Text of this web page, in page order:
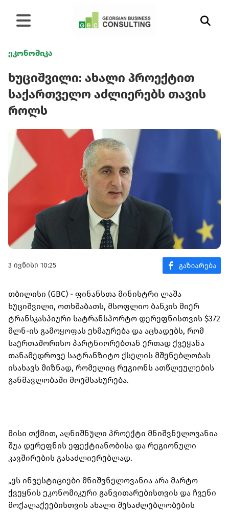
ეკონომიკა
ხუციშვილი: ახალი პროექტით
საქართველო აძლიერებს თავის
როლს
3 ივნისი 10:25
თბილისი (GBC) - ფინანსთა მინისტრი ლაშა
ხუციშვილი, ოთხშაბათს, მსოფლიო ბანკის მიერ
ტრანსკასპიური სატრანსპორტო დერეფნისთვის $372
მლნ-ის გამოყოფას ეხმაურება და აცხადებს, რომ
საერთაშორისო პარტნიორებთან ერთად ქვეყანა
თანამედროვე სატრანზიტო ქსელის მშენებლობას
ისახავს მიზნად, რომელიც რეგიონს ათწლეულების
განმავლობაში მოემსახურება.
მისი თქმით, აღნიშნული პროექტი მნიშვნელოვანია
შუა დერეფნის ეფექტიანობისა და რეგიონული
კავშირების გასაძლიერებლად.
„ეს ინვესტიციები მნიშვნელოვანია არა მარტო
ქვეყნის ეკონომიკური განვითარებისთვის და ჩვენი
მოქალაქეებისთვის ახალი შესაძლებლობების